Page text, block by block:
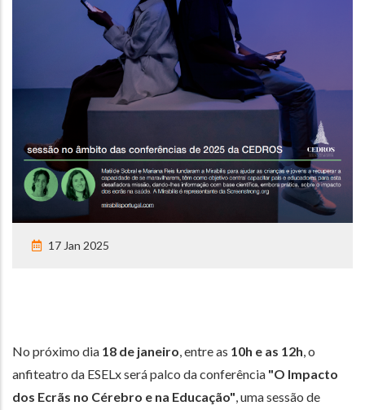
17 Jan 2025
No próximo dia 18 de janeiro, entre as 10h e as 12h, o
anfiteatro da ESELx será palco da conferência "O Impacto
dos Ecrãs no Cérebro e na Educação", uma sessão de